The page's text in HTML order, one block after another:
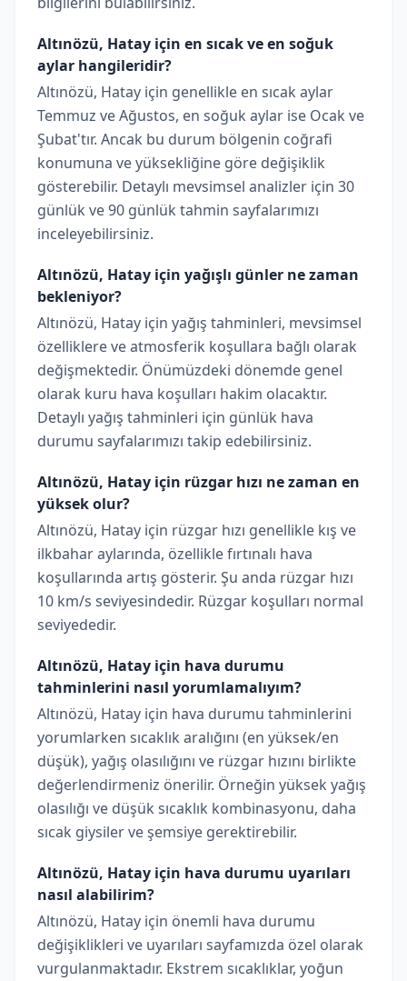
Altınözü, Hatay için en sıcak ve en soğuk
aylar hangileridir?
Altınözü, Hatay için genellikle en sıcak aylar
Temmuz ve Ağustos, en soğuk aylar ise Ocak ve
Şubat'tır. Ancak bu durum bölgenin coğrafi
konumuna ve yüksekliğine göre değişiklik
gösterebilir. Detaylı mevsimsel analizler için 30
günlük ve 90 günlük tahmin sayfalarımızı
inceleyebilirsiniz.
Altınözü, Hatay için yağışlı günler ne zaman
bekleniyor?
Altınözü, Hatay için yağış tahminleri, mevsimsel
özelliklere ve atmosferik koşullara bağlı olarak
değişmektedir. Önümüzdeki dönemde genel
olarak kuru hava koşulları hakim olacaktır.
Detaylı yağış tahminleri için günlük hava
durumu sayfalarımızı takip edebilirsiniz.
Altınözü, Hatay için rüzgar hızı ne zaman en
yüksek olur?
Altınözü, Hatay için rüzgar hızı genellikle kış ve
ilkbahar aylarında, özellikle fırtınalı hava
koşullarında artış gösterir. Şu anda rüzgar hızı
10 km/s seviyesindedir. Rüzgar koşulları normal
seviyededir.
Altınözü, Hatay için hava durumu
tahminlerini nasıl yorumlamalıyım?
Altınözü, Hatay için hava durumu tahminlerini
yorumlarken sıcaklık aralığını (en yüksek/en
düşük), yağış olasılığını ve rüzgar hızını birlikte
değerlendirmeniz önerilir. Örneğin yüksek yağış
olasılığı ve düşük sıcaklık kombinasyonu, daha
sıcak giysiler ve şemsiye gerektirebilir.
Altınözü, Hatay için hava durumu uyarıları
nasıl alabilirim?
Altınözü, Hatay için önemli hava durumu
değişiklikleri ve uyarıları sayfamızda özel olarak
vurgulanmaktadır. Ekstrem sıcaklıklar, yoğun